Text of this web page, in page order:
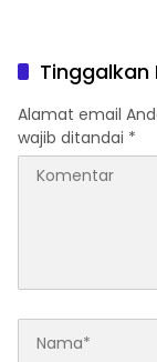
Tinggalkan
Alamat email
wajib ditandai *